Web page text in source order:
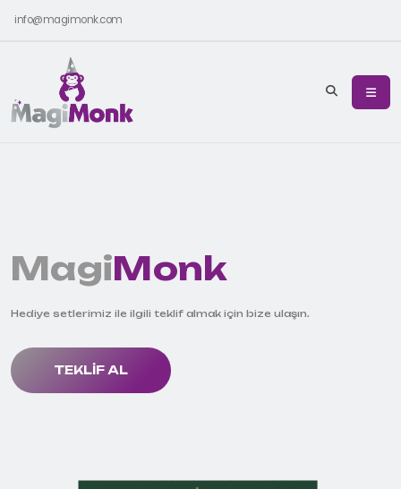
info@magimonk.com
MagiMonk
Hediye setlerimiz ile ilgili teklif almak için bize ulaşın.
TEKLIF AL